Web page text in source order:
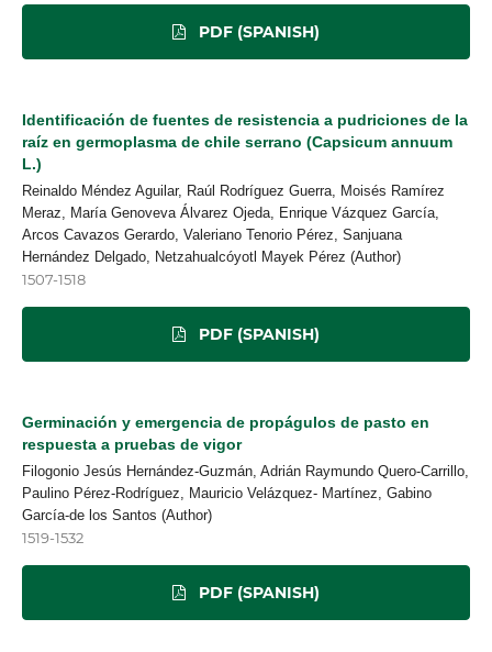
PDF (SPANISH)
Identificación de fuentes de resistencia a pudriciones de la
raíz en germoplasma de chile serrano (Capsicum annuum
L.)
Reinaldo Méndez Aguilar, Raúl Rodríguez Guerra, Moisés Ramírez
Meraz, María Genoveva Álvarez Ojeda, Enrique Vázquez García,
Arcos Cavazos Gerardo, Valeriano Tenorio Pérez, Sanjuana
Hernández Delgado, Netzahualcóyotl Mayek Pérez (Author)
1507-1518
PDF (SPANISH)
Germinación y emergencia de propágulos de pasto en
respuesta a pruebas de vigor
Filogonio Jesús Hernández-Guzmán, Adrián Raymundo Quero-Carrillo,
Paulino Pérez-Rodríguez, Mauricio Velázquez- Martínez, Gabino
García-de los Santos (Author)
1519-1532
PDF (SPANISH)